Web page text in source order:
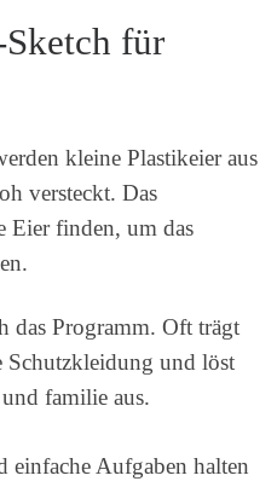
für
kleine Plastikeier aus
versteckt. Das
Eier finden, um das
das Programm. Oft trägt
Schutzkleidung und löst
familie aus.
Aufgaben halten